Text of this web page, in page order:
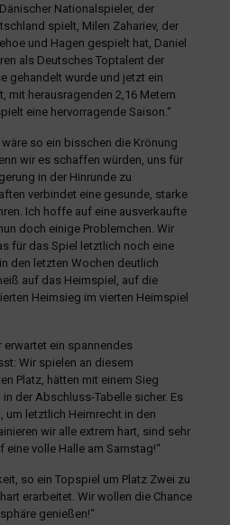
Nationalspieler, der
spielt, Milen Zahariev, der
und Hagen gespielt hat, Daniel
als Deutsches Toptalent der
gehandelt wurde und jetzt ein
mit herausragenden 2,16 Metern
eine hervorragende Saison.“
wäre so ein bisschen die Krönung
wir es schaffen würden, uns für
in der Hinrunde zu
verbindet eine gesunde, starke
Ich hoffe auf eine ausverkaufte
doch einige Problemchen. Wir
für das Spiel letztlich noch eine
den letzten Wochen deutlich
auf das Heimspiel, auf die
Heimsieg im vierten Heimspiel
erwartet ein spannendes
Wir spielen an diesem
Platz, hätten mit einem Sieg
der Abschluss-Tabelle sicher. Es
um letztlich Heimrecht in den
wir alle extrem hart, sind sehr
eine volle Halle am Samstag!“
so ein Topspiel um Platz Zwei zu
erarbeitet. Wir wollen die Chance
genießen!“